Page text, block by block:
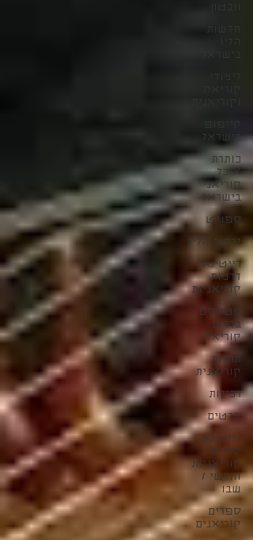
וובטון
חדשות
הליו
בישראל
לימודי
בישראל
כותרת
אוכל
קוריאני
בישראל
ספורט
זרקור הליו
רייטינג
דרמות
קוריאניות
מטיילים
בדרום
קוריאה
תרבות
קוריאנית
רכילות
סרטים
רייטינג
סדרות
קוריאניות
חודשי /
שבו
ספרים
קוריאנים